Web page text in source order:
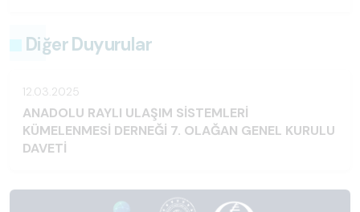
Diğer Duyurular
12.03.2025
ANADOLU RAYLI ULAŞIM SİSTEMLERİ
KÜMELENMESİ DERNEĞİ 7. OLAĞAN GENEL KURULU
DAVETİ